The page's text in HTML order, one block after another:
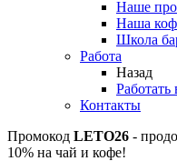
Наше
Наша
Школа
Работа
Назад
Работать
Контакты
Промокод LETO26 -
10% на чай и кофе!